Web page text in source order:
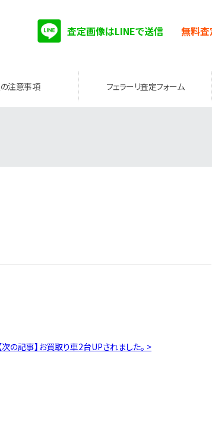
査定画像はLINEで送信 無料査
注意事項 フェラーリ査定フォーム
次の記事】お買取り車2台UPされました。 >